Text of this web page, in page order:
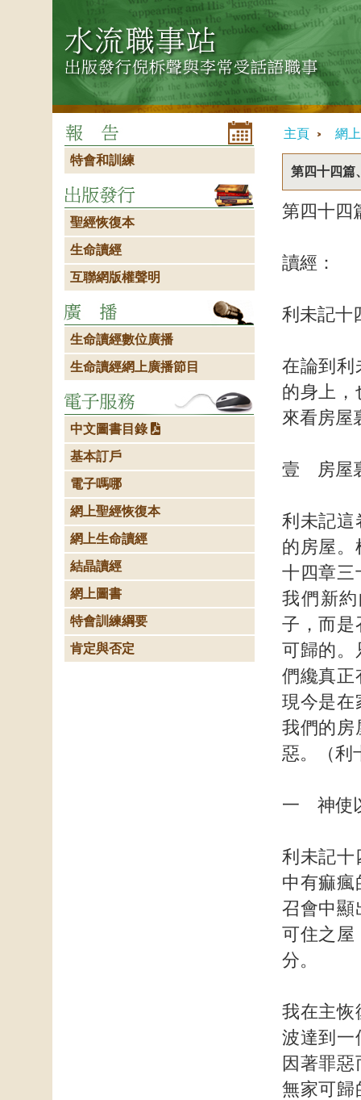
主頁 網
第四十四篇
第四十
讀經：
利未記十
在論到利
的身上，
來看房屋
壹 房屋
利未記這
的房屋。
十四章三
我們新
子，而是
可歸的。
們纔真正
現今是在
我們的房
惡。（利
一 神使
利未記十
中有痲瘋
召會中顯
可住之屋
分。
我在主恢
波達到一
因著罪
無家可歸
特會和訓練
聖經恢復本
生命讀經
互聯網版權聲明
生命讀經數位廣播
生命讀經網上廣播節目
中文圖書目錄
基本訂戶
電子嗎哪
網上聖經恢復本
網上生命讀經
結晶讀經
網上圖書
特會訓練綱要
肯定與否定